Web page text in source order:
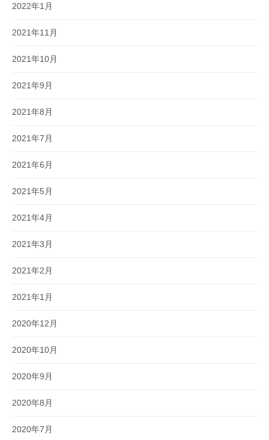
2022年1月
2021年11月
2021年10月
2021年9月
2021年8月
2021年7月
2021年6月
2021年5月
2021年4月
2021年3月
2021年2月
2021年1月
2020年12月
2020年10月
2020年9月
2020年8月
2020年7月